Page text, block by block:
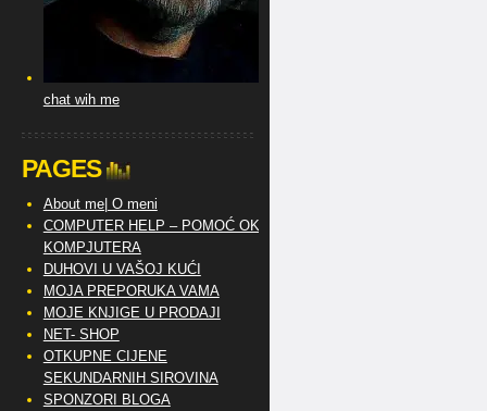
chat wih me
PAGES
About me| O meni
COMPUTER HELP – POMOĆ OKO
KOMPJUTERA
DUHOVI U VAŠOJ KUĆI
MOJA PREPORUKA VAMA
MOJE KNJIGE U PRODAJI
NET- SHOP
OTKUPNE CIJENE
SEKUNDARNIH SIROVINA
SPONZORI BLOGA